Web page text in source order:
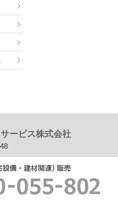
ービス株式会社